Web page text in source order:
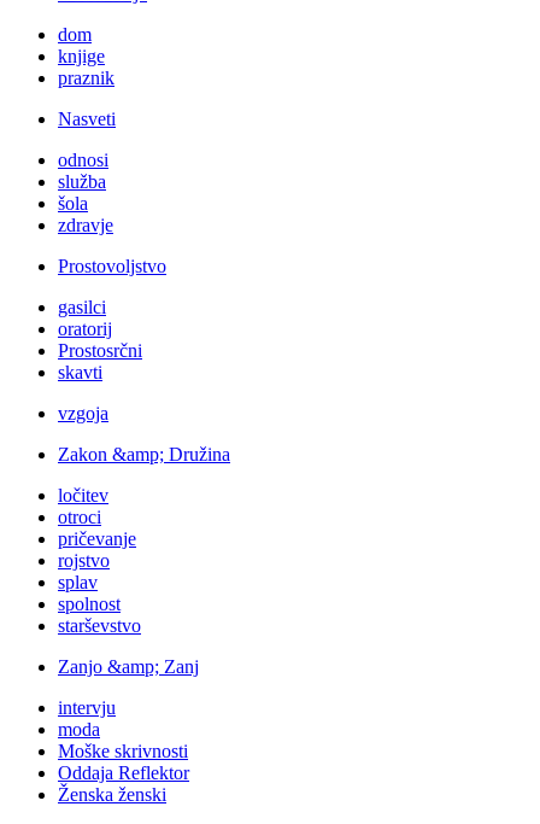
dom
knjige
praznik
Nasveti
odnosi
služba
šola
zdravje
Prostovoljstvo
gasilci
oratorij
Prostosrčni
skavti
vzgoja
Zakon &amp; Družina
ločitev
otroci
pričevanje
rojstvo
splav
spolnost
starševstvo
Zanjo &amp; Zanj
intervju
moda
Moške skrivnosti
Oddaja Reflektor
Ženska ženski